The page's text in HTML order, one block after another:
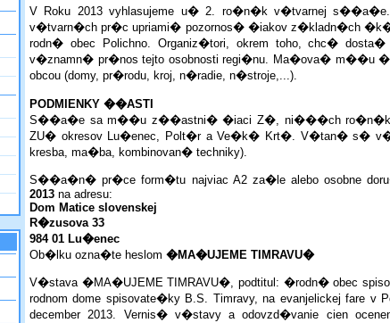
V Roku 2013 vyhlasujeme u� 2. ro�n�k v�tvarnej
v�tvarn�ch pr�c upriami� pozornos� �iakov z�kladn�ch �k�l
rodn� obec Polichno. Organiz�tori, okrem toho, chc� dosta�
v�znamn� pr�nos tejto osobnosti regi�nu. Ma�ova� m��u
obcou (domy, pr�rodu, kroj, n�radie, n�stroje,...).
PODMIENKY ��ASTI
S��a�e sa m��u z��astni� �iaci Z�, ni���ch
ZU� okresov Lu�enec, Polt�r a Ve�k� Krt�. V�tan� s�
kresba, ma�ba, kombinovan� techniky).
S��a�n� pr�ce form�tu najviac A2 za�le alebo osobne
2013 na adresu:
Dom Matice slovenskej
R�zusova 33
984 01 Lu�enec
Ob�lku ozna�te heslom �MA�UJEME TIMRAVU�
V�stava �MA�UJEME TIMRAVU�, podtitul: �rodn� obec
rodnom dome spisovate�ky B.S. Timravy, na evanjelickej fare
december 2013. Vernis� v�stavy a odovzd�vanie cien